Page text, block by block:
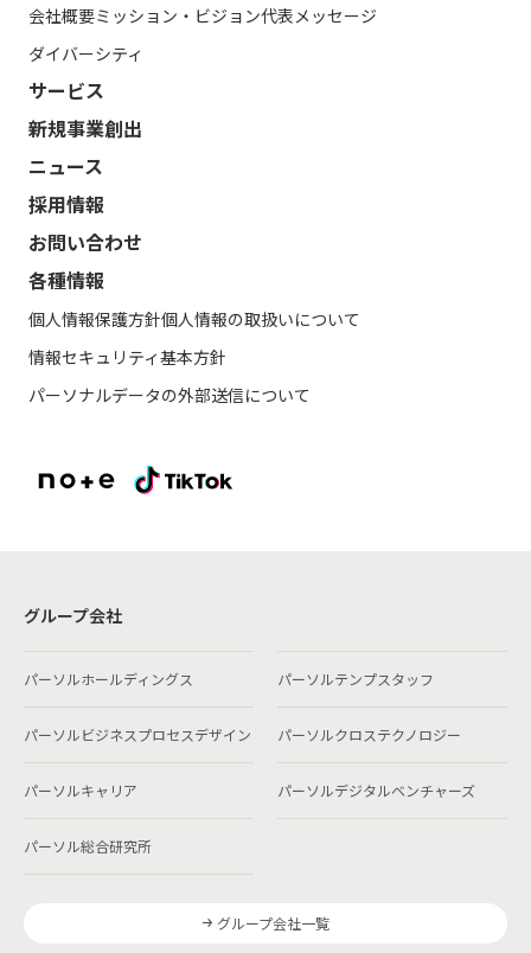
会社概要ミッション・ビジョン代表メッセージ
ダイバーシティ
サービス
新規事業創出
ニュース
採用情報
お問い合わせ
各種情報
個人情報保護方針個人情報の取扱いについて
情報セキュリティ基本方針
パーソナルデータの外部送信について
グループ会社
パーソルホールディングス パーソルテンプスタッフ
パーソルビジネスプロセスデザイン パーソルクロステクノロジー
パーソルキャリア パーソルデジタルベンチャーズ
パーソル総合研究所
グループ会社一覧